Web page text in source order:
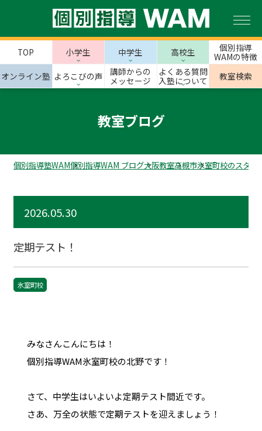
TOP 小学生 中学生 高校生
個別指導
WAMの特徴
オンライン塾 よろこびの声
講師からの
メッセージ
よくある質問
入塾について
教室検索
教室ブログ
個別指導塾WAM個別指導WAM ブログ大阪教室高槻市氷室町校のスタッ
2026.05.30
定期テスト！
氷室町校
みなさんこんにちは！
個別指導WAM氷室町校の北野です！
さて、中学生はいよいよ定期テスト間近です。
さあ、万全の状態で定期テストを迎えましょう！